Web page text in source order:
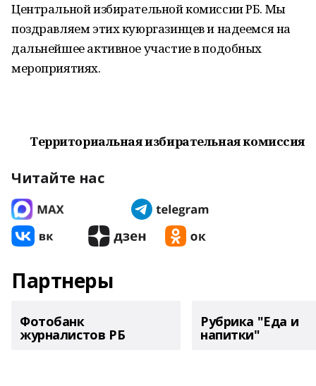
Центральной избирательной комиссии РБ. Мы
поздравляем этих куюргазинцев и надеемся на
дальнейшее активное участие в подобных
мероприятиях.
Территориальная избирательная комиссия
Читайте нас
Партнеры
Фотобанк
журналистов РБ
Рубрика "Еда и
напитки"